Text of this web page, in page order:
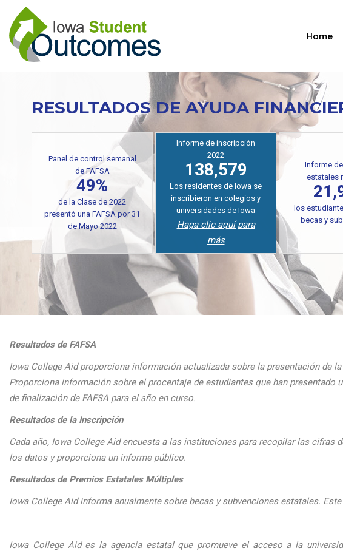
Pasar
contenido
principal
Home
RESULTADOS DE AYUDA
Panel de control semanal
de FAFSA
49%
de la Clase de 2022
presentó una FAFSA por 31
de Mayo 2022
Informe de inscripción
2022
138,579
Los residentes de Iowa se
inscribieron en colegios y
universidades de Iowa
Haga clic aquí para
más
Informe
estatales
los
becas y
Resultados de FAFSA
Iowa College Aid proporciona información actualizada sobre la presentación de
Proporciona información sobre el procentaje de estudiantes que han presentado
de finalización de FAFSA para el año en curso.
Resultados de la Inscripción
Cada año, Iowa College Aid encuesta a las instituciones para recopilar las cifras
los datos y proporciona un informe público.
Resultados de Premios Estatales Múltiples
Iowa College Aid informa anualmente sobre becas y subvenciones estatales.
Iowa College Aid es la agencia estatal que promueve el acceso a la